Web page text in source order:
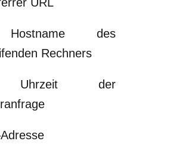
Hostname des
Rechners
Uhrzeit der
Adresse